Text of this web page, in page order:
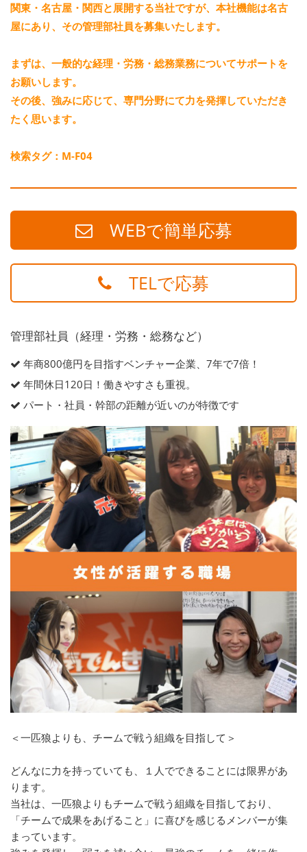
関東・名古屋・関西と展開する当社ですが、本社機能は名古
屋にあり、その管理部社員を募集いたします。
まずは、一般的な経理・労務・総務業務についてサポートを
お願いします。
その後、強みに応じて、専門分野にて力を発揮していただき
たく思います。
検索タグ：M-F04
WEBで簡単応募
TELで応募
管理部社員（経理・労務・総務など）
年商800億円を目指すベンチャー企業、7年で7倍！
年間休日120日！働きやすさも重視。
パート・社員・幹部の距離が近いのが特徴です
＜一匹狼よりも、チームで戦う組織を目指して＞
どんなに力を持っていても、１人でできることには限界があ
ります。
当社は、一匹狼よりもチームで戦う組織を目指しており、
「チームで成果をあげること」に喜びを感じるメンバーが集
まっています。